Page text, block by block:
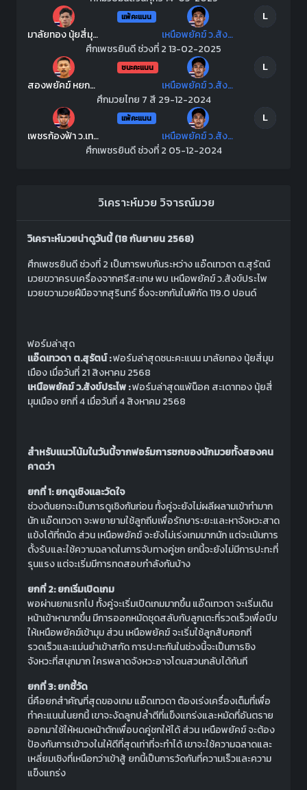
แพ้คะแนน
L
มาลัยทอง นุ้ยสี่มุมเมือง
เหนือพยัคฆ์ ว.สังข์ประไพ
ศึกเพชรยินดี ช่วงที่ 2 13-02-2025
ชนะคะแนน
L
สองพยัคฆ์ หยกขาวแสนชัยยิม
เหนือพยัคฆ์ ว.สังข์ประไพ
ศึกมวยไทย 7 สี 29-12-2024
แพ้คะแนน
L
เพชรก้องฟ้า ว.เทคโนหลวงปู่สรวง
เหนือพยัคฆ์ ว.สังข์ประไพ
ศึกเพชรยินดี ช่วงที่ 2 05-12-2024
วิเคราะห์มวย วิจารณ์มวย
วิเคราะห์มวยน่าดูวันนี้ (18 กันยายน 2568)
ศึกเพชรยินดี ช่วงที่ 2 เป็นการพบกันระหว่าง แอ๊ดเทวดา ต.สุรัตน์
มวยขวาครบเครื่องจากศรีสะเกษ พบ เหนือพยัคฆ์ ว.สังข์ประไพ
มวยขวามวยฝีมือจากสุรินทร์ ซึ่งจะชกกันในพิกัด 119.0 ปอนด์
ฟอร์มล่าสุด
แอ๊ดเทวดา ต.สุรัตน์ :ฟอร์มล่าสุดชนะคะแนน มาลัยทอง นุ้ยสี่มุม
เมือง เมื่อวันที่ 21 สิงหาคม 2568
เหนือพยัคฆ์ ว.สังข์ประไพ :ฟอร์มล่าสุดแพ้น็อค สะเดาทอง นุ้ยสี่
มุมเมือง ยกที่ 4 เมื่อวันที่ 4 สิงหาคม 2568
สำหรับแนวโน้มในวันนี้จากฟอร์มการชกของนักมวยทั้งสองคน
คาดว่า
ยกที่ 1: ยกดูเชิงและวัดใจ
ช่วงต้นยกจะเป็นการดูเชิงกันก่อน ทั้งคู่จะยังไม่ผลีผลามเข้าทำมาก
นัก แอ๊ดเทวดา จะพยายามใช้ลูกถีบเพื่อรักษาระยะและหาจังหวะสาด
แข้งโต้ที่ถนัด ส่วน เหนือพยัคฆ์ จะยังไม่เร่งเกมมากนัก แต่จะเน้นการ
ตั้งรับและใช้ความฉลาดในการจับทางคู่ชก ยกนี้จะยังไม่มีการปะทะที่
รุนแรง แต่จะเริ่มมีการทดสอบกำลังกันบ้าง
ยกที่ 2: ยกเริ่มเปิดเกม
พอผ่านยกแรกไป ทั้งคู่จะเริ่มเปิดเกมมากขึ้น แอ๊ดเทวดา จะเริ่มเดิน
หน้าเข้าหามากขึ้น มีการออกหมัดชุดสลับกับลูกเตะที่รวดเร็วเพื่อบีบ
ให้เหนือพยัคฆ์เข้ามุม ส่วน เหนือพยัคฆ์ จะเริ่มใช้ลูกสับศอกที่
รวดเร็วและแม่นยำเข้าสกัด การปะทะกันในช่วงนี้จะเป็นการชิง
จังหวะที่สนุกมาก ใครพลาดจังหวะอาจโดนสวนกลับได้ทันที
ยกที่ 3: ยกชี้วัด
นี่คือยกสำคัญที่สุดของเกม แอ๊ดเทวดา ต้องเร่งเครื่องเต็มที่เพื่อ
ทำคะแนนในยกนี้ เขาจะงัดลูกปล้ำตีที่แข็งแกร่งและหมัดที่อันตราย
ออกมาใช้ให้หมดหน้าตักเพื่อบดคู่ชกให้ได้ ส่วน เหนือพยัคฆ์ จะต้อง
ป้องกันการเข้าวงในให้ดีที่สุดเท่าที่จะทำได้ เขาจะใช้ความฉลาดและ
เหลี่ยมเชิงที่เหนือกว่าเข้าสู้ ยกนี้เป็นการวัดกันที่ความเร็วและความ
แข็งแกร่ง